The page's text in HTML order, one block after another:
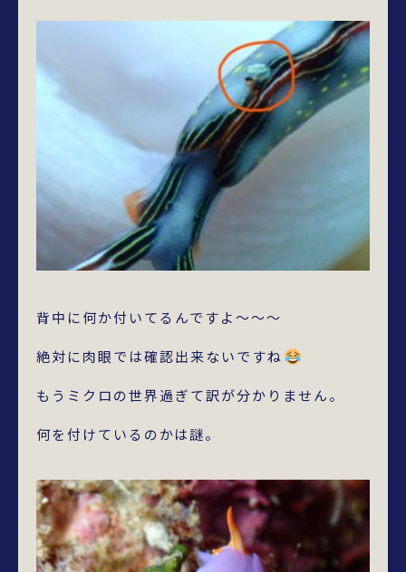
背中に何か付いてるんですよ～～～
絶対に肉眼では確認出来ないですね
もうミクロの世界過ぎて訳が分かりません。
何を付けているのかは謎。